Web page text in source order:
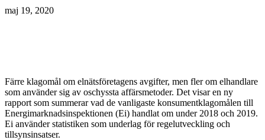
maj 19, 2020
Färre klagomål om elnätsföretagens avgifter, men fler om elhandlare
som använder sig av oschyssta affärsmetoder. Det visar en ny
rapport som summerar vad de vanligaste konsumentklagomålen till
Energimarknadsinspektionen (Ei) handlat om under 2018 och 2019.
Ei använder statistiken som underlag för regelutveckling och
tillsynsinsatser.